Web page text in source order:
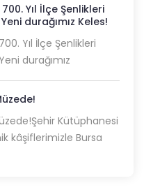
700. Yıl İlçe Şenlikleri
durağımız Keles!
Yıl İlçe Şenlikleri
durağımız
Kütüphanesi
kâşiflerimizle Bursa